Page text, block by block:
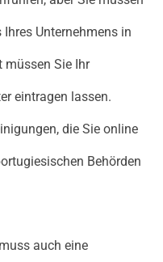
Unternehmens in
müssen Sie Ihr
eintragen lassen.
die Sie online
Behörden
auch eine